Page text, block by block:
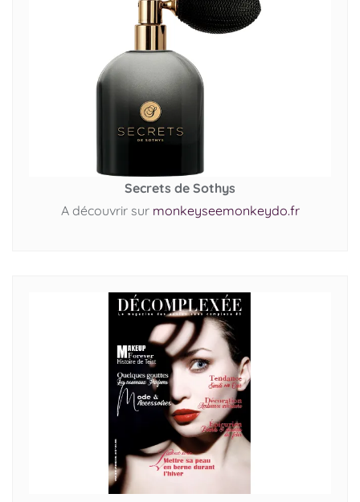
Secrets de Sothys
A découvrir sur monkeyseemonkeydo.fr